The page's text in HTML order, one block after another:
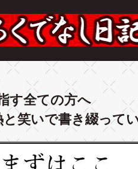
す全ての方へ
笑いで書き綴って